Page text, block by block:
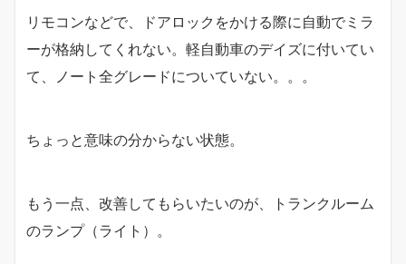
リモコンなどで、ドアロックをかける際に自動でミラ
ーが格納してくれない。軽自動車のデイズに付いてい
て、ノート全グレードについていない。。。
ちょっと意味の分からない状態。
もう一点、改善してもらいたいのが、トランクルーム
のランプ（ライト）。